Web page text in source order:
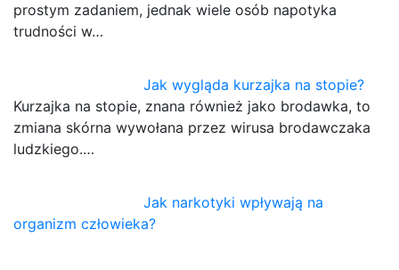
prostym zadaniem, jednak wiele osób napotyka
trudności w…
Jak wygląda kurzajka na stopie?
Kurzajka na stopie, znana również jako brodawka, to
zmiana skórna wywołana przez wirusa brodawczaka
ludzkiego.…
Jak narkotyki wpływają na
organizm człowieka?